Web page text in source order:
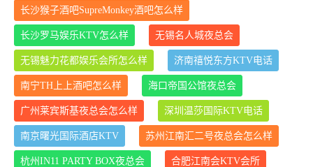
长沙猴子酒吧SupreMonkey酒吧怎么样
长沙罗马娱乐KTV怎么样 无锡名人城夜总会
无锡魅力花都娱乐会所怎么样 济南禧悦东方KTV电话
南宁TH上上酒吧怎么样 海口帝国公馆夜总会
广州莱宾斯基夜总会怎么样 深圳温莎国际KTV电话
南京曙光国际酒店KTV 苏州江南汇二号夜总会怎么样
杭州IN11 PARTY BOX夜总会 合肥江南会KTV会所